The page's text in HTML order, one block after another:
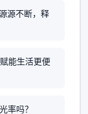
源不断，释
能生活更便
率吗？